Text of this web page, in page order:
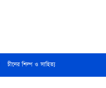
চীনের শিল্প ও সাহিত্য